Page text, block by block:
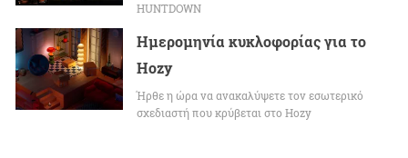
HUNTDOWN
Ημερομηνία κυκλοφορίας για το
Hozy
Ήρθε η ώρα να ανακαλύψετε τον εσωτερικό
σχεδιαστή που κρύβεται στο Hozy